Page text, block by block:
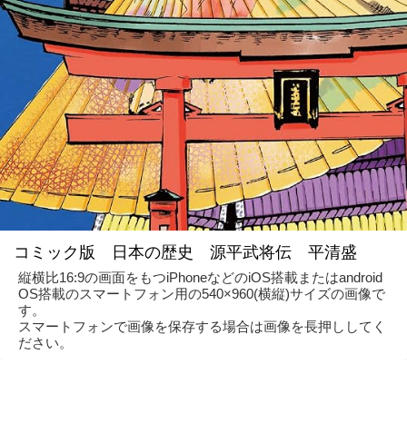
コミック版 日本の歴史 源平武将伝 平清盛
縦横比16:9の画面をもつiPhoneなどのiOS搭載またはandroid
OS搭載のスマートフォン用の540×960(横縦)サイズの画像で
す。
スマートフォンで画像を保存する場合は画像を長押ししてく
ださい。